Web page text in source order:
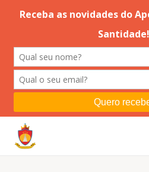
Editorial
Orações